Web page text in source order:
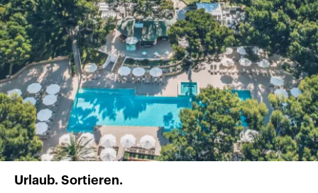
Urlaub. Sortieren.